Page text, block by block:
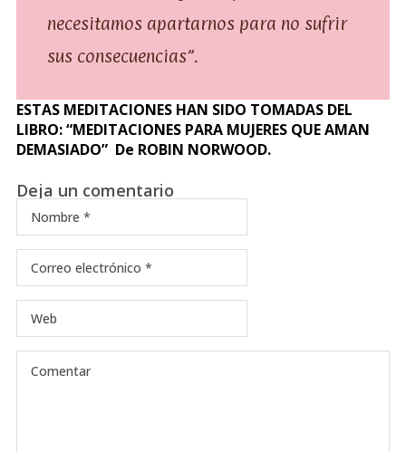
necesitamos apartarnos para no sufrir
sus consecuencias”.
ESTAS MEDITACIONES HAN SIDO TOMADAS DEL
LIBRO: “MEDITACIONES PARA MUJERES QUE AMAN
DEMASIADO” De ROBIN NORWOOD.
Deja un comentario